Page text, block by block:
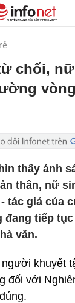
chối,
thấy ánh
thân, nữ
tác giả của
tiếp
văn.
khuyết
đối với